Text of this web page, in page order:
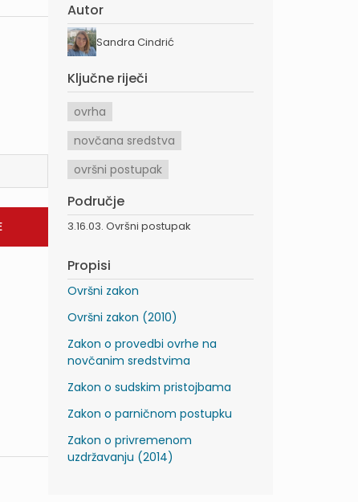
Autor
Sandra Cindrić
Ključne riječi
ovrha
novčana sredstva
ovršni postupak
Područje
3.16.03. Ovršni postupak
Propisi
Ovršni zakon
Ovršni zakon (2010)
Zakon o provedbi ovrhe na
novčanim sredstvima
Zakon o sudskim pristojbama
Zakon o parničnom postupku
Zakon o privremenom
uzdržavanju (2014)